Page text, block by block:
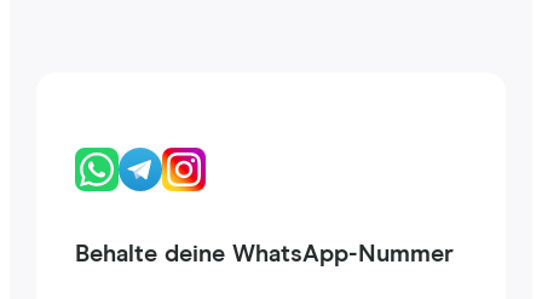
Behalte deine WhatsApp-Nummer